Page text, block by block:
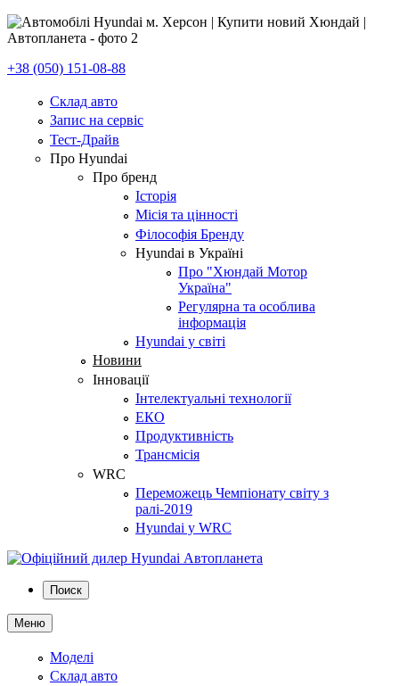
+38 (050) 151-08-88
Склад авто
Запис на сервіс
Тест-Драйв
Про Hyundai
Про бренд
Історія
Місія та цінності
Філософія Бренду
Hyundai в Україні
Про "Хюндай Мотор
Україна"
Регулярна та особлива
інформація
Hyundai у світі
Новини
Інновації
Інтелектуальні технології
ЕКО
Продуктивність
Трансмісія
WRC
Переможець Чемпіонату світу з
ралі-2019
Hyundai у WRC
Поиск
Меню
Моделі
Склад авто